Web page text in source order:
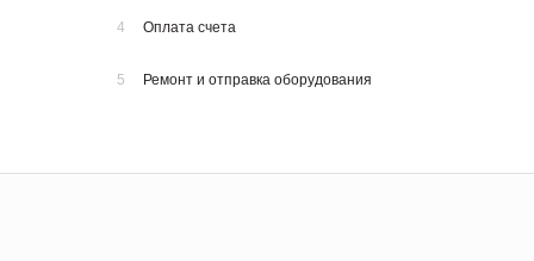
4 Оплата счета
5 Ремонт и отправка оборудования